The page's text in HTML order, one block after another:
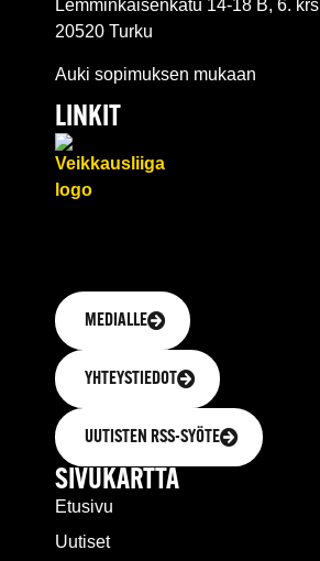
Lemminkäisenkatu 14-18 B, 6. krs
20520 Turku
Auki sopimuksen mukaan
LINKIT
MEDIALLE
YHTEYSTIEDOT
UUTISTEN RSS-SYÖTE
SIVUKARTTA
Etusivu
Uutiset